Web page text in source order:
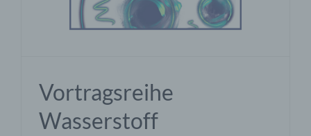
Vortragsreihe
Wasserstoff